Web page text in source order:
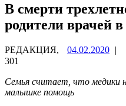
В смерти
родители врачей
РЕДАКЦИЯ, 04.02.2020 |
301
Семья считает, что медики
малышке помощь